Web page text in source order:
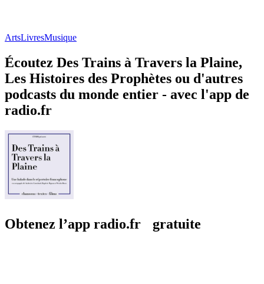
ArtsLivresMusique
Écoutez Des Trains à Travers la Plaine,
Les Histoires des Prophètes ou d'autres
podcasts du monde entier - avec l'app de
radio.fr
Obtenez l’app radio.fr gratuite